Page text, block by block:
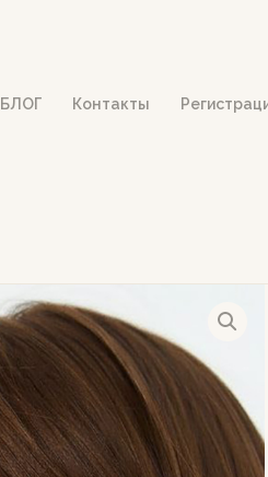
БЛОГ Контакты